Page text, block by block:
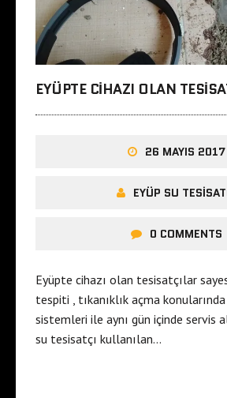
EYÜPTE CIHAZI OLAN
26 MAYIS 2017
EYÜP SU
0 COMMENTS
Eyüpte cihazı olan tesisatçılar
tespiti , tıkanıklık açma
sistemleri ile aynı gün içinde servis
su tesisatçı kullanılan…